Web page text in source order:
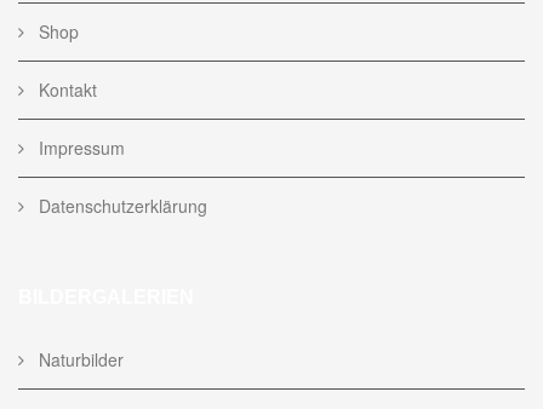
Shop
Kontakt
Impressum
Datenschutzerklärung
Naturbilder